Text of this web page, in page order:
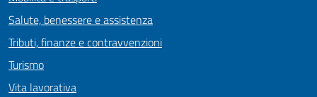
Salute, benessere e assistenza
Tributi, finanze e contravvenzioni
Turismo
Vita lavorativa